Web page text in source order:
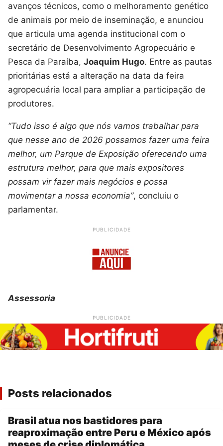
avanços técnicos, como o melhoramento genético
de animais por meio de inseminação, e anunciou
que articula uma agenda institucional com o
secretário de Desenvolvimento Agropecuário e
Pesca da Paraíba, Joaquim Hugo. Entre as pautas
prioritárias está a alteração na data da feira
agropecuária local para ampliar a participação de
produtores.
“Tudo isso é algo que nós vamos trabalhar para
que nesse ano de 2026 possamos fazer uma feira
melhor, um Parque de Exposição oferecendo uma
estrutura melhor, para que mais expositores
possam vir fazer mais negócios e possa
movimentar a nossa economia”, concluiu o
parlamentar.
PUBLICIDADE
Assessoria
PUBLICIDADE
Posts relacionados
Brasil atua nos bastidores para
reaproximação entre Peru e México após